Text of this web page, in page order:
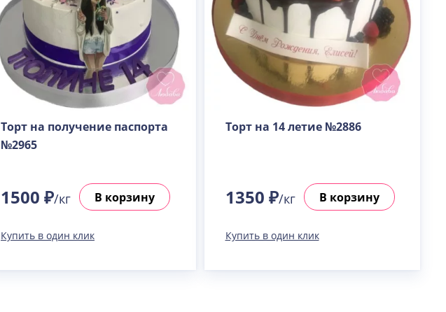
Торт на получение паспорта
№2965
1500 ₽/кг В корзину
Купить в один клик
Торт на 14 летие №2886
1350 ₽/кг В корзину
Купить в один клик